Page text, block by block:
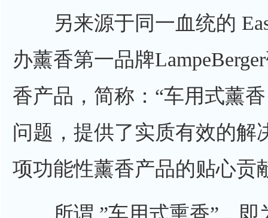
另来源于同一血统的
办薰香第一品牌
香产品，简称：“车用式薰
问题，提供了实质有效的解
项功能性薰香产品的贴心贡